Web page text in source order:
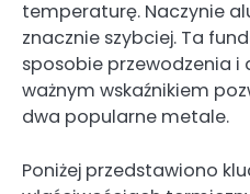
temperaturę. Naczynie
znacznie szybciej. Ta
sposobie przewodzenia i
ważnym wskaźnikiem
dwa popularne metale.
Poniżej przedstawiono